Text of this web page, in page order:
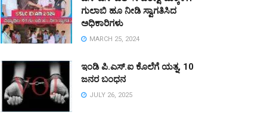
ಗುಲಾಬಿ ಹೂ ನೀಡಿ ಸ್ವಾಗತಿಸಿದ
ಅಧಿಕಾರಿಗಳು
MARCH 25, 2024
ಇಂಡಿ ಪಿ.ಎಸ್.ಐ ಕೊಲೆಗೆ ಯತ್ನ, 10
ಜನರ ಬಂಧನ
JULY 26, 2025